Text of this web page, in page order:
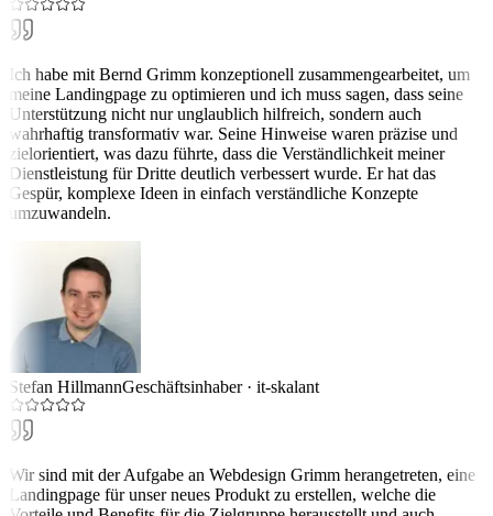
Ich habe mit Bernd Grimm konzeptionell zusammengearbeitet, um
meine Landingpage zu optimieren und ich muss sagen, dass seine
Unterstützung nicht nur unglaublich hilfreich, sondern auch
wahrhaftig transformativ war. Seine Hinweise waren präzise und
zielorientiert, was dazu führte, dass die Verständlichkeit meiner
Dienstleistung für Dritte deutlich verbessert wurde. Er hat das
Gespür, komplexe Ideen in einfach verständliche Konzepte
umzuwandeln.
Stefan HillmannGeschäftsinhaber· it-skalant
Wir sind mit der Aufgabe an Webdesign Grimm herangetreten, eine
Landingpage für unser neues Produkt zu erstellen, welche die